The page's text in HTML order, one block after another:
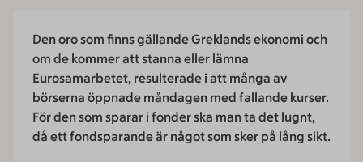
Den oro som finns gällande Greklands ekonomi och
om de kommer att stanna eller lämna
Eurosamarbetet, resulterade i att många av
börserna öppnade måndagen med fallande kurser.
För den som sparar i fonder ska man ta det lugnt,
då ett fondsparande är något som sker på lång sikt.